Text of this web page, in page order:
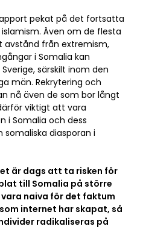
pekat på det fortsatta
Även om de flesta
avstånd från extremism,
i Somalia kan
särskilt inom den
män. Rekrytering och
nå även de som bor långt
viktigt att vara
i Somalia och dess
diasporan i
är dags att ta risken för
till Somalia på större
naiva för det faktum
internet har skapat, så
radikaliseras på